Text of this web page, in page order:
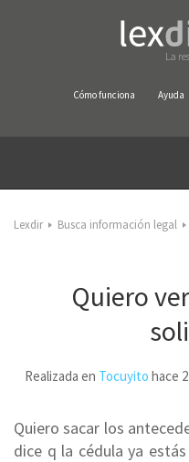
La
Cómo funciona Ayuda
Lexdir Busca información legal
Quiero
Realizada en Tocuyito hace
Quiero sacar los
dice q la cédula ya